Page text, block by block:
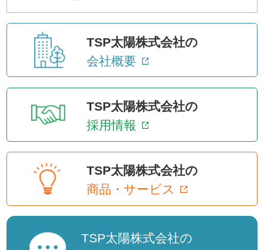
TSP太陽株式会社の
会社概要
TSP太陽株式会社の
採用情報
TSP太陽株式会社の
商品・サービス
TSP太陽株式会社の